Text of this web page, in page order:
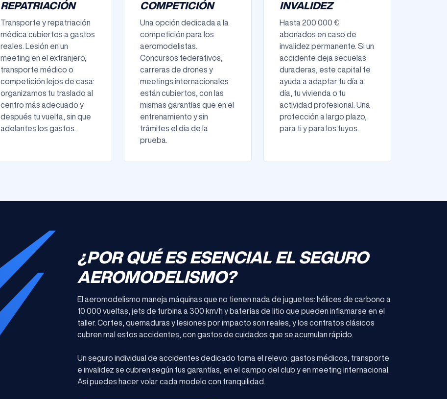
REPATRIACIÓN
Transporte y repatriación
médica cubiertos a gastos
reales. Lesión en un
meeting en el extranjero,
transporte médico o
competición lejos de casa:
organizamos tu traslado al
centro más adecuado y
después tu vuelta, sin que
adelantes los gastos.
COMPETICIÓN
Una opción dedicada a la
competición para los
aeromodelistas.
Concursos federativos,
carreras de drones y
meetings internacionales
están cubiertos, con las
mismas garantías que en el
entrenamiento y sin
trámites el día de la
prueba.
INVALIDEZ
Hasta 200 000 €
abonados en caso de
invalidez permanente. Si un
accidente deja secuelas
duraderas, este capital te
ayuda a adaptar tu día a
día, tu vivienda o tu
actividad profesional. Una
protección a largo plazo,
para ti y para los tuyos.
¿POR QUÉ ES ESENCIAL EL SEGURO
AEROMODELISMO?
El aeromodelismo maneja máquinas que no tienen nada de juguetes: hélices de carbono a
10 000 vueltas, jets de turbina a 300 km/h y baterías de litio que pueden inflamarse en el
taller. Cortes, quemaduras y lesiones por impacto son reales, y los contratos clásicos
cubren mal estos accidentes, con gastos de cuidados que se acumulan rápido.
Un seguro individual de accidentes dedicado toma el relevo: gastos médicos, transporte
e invalidez se cubren según tus garantías, en el campo del club y en meeting internacional.
Así puedes hacer volar cada modelo con tranquilidad.